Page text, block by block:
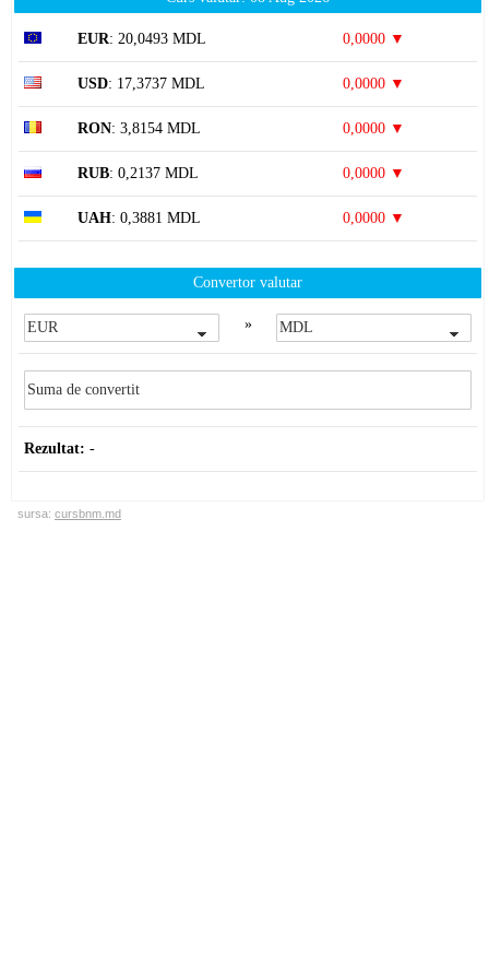
EUR: 20,0493 MDL 0,0000 ▼
USD: 17,3737 MDL 0,0000 ▼
RON: 3,8154 MDL 0,0000 ▼
RUB: 0,2137 MDL 0,0000 ▼
UAH: 0,3881 MDL 0,0000 ▼
Convertor valutar
»
Rezultat: -
sursa: cursbnm.md